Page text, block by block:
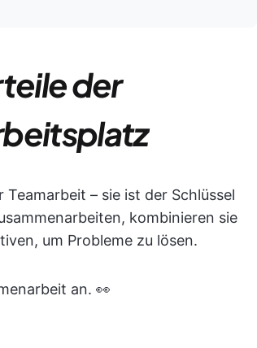
der
– sie ist der Schlüssel
kombinieren sie
um Probleme zu lösen.
an. 👀